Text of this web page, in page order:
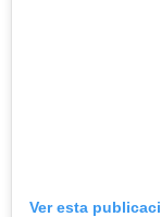
Ver esta